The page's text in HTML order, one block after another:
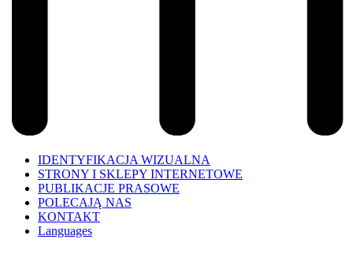
IDENTYFIKACJA WIZUALNA
STRONY I SKLEPY INTERNETOWE
PUBLIKACJE PRASOWE
POLECAJĄ NAS
KONTAKT
Languages